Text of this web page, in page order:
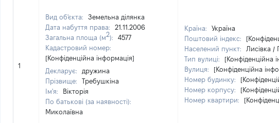
1
Вид об'єкта:
Земельна ділянка
Дата набуття права:
21.11.2006
Загальна площа (м2):
4577
Кадастровий номер:
[Конфіденційна інформація]
Декларує:
дружина
Прізвище:
Требушкіна
Ім'я:
Вікторія
По батькові (за наявності):
Миколаївна
Країна:
Україна
Поштовий індекс:
Населений пункт:
Лисівка /
Тип вулиці:
[Конфіденційна
Вулиця:
[Конфіденційна
Номер будинку:
Номер корпусу:
Номер квартири: